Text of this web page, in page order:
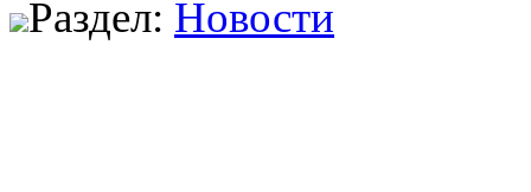
Раздел: Новости